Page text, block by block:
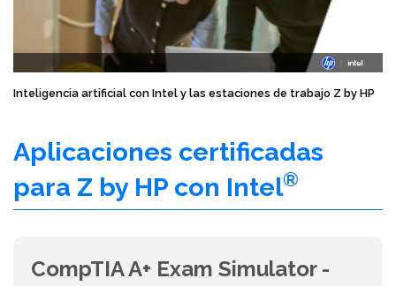
Inteligencia artificial con Intel y las estaciones de trabajo Z by HP
Aplicaciones certificadas
para Z by HP con Intel®
CompTIA A+ Exam Simulator -